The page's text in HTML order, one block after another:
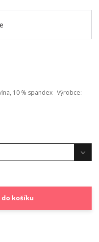
10 % spandex Výrobce:
do košíku